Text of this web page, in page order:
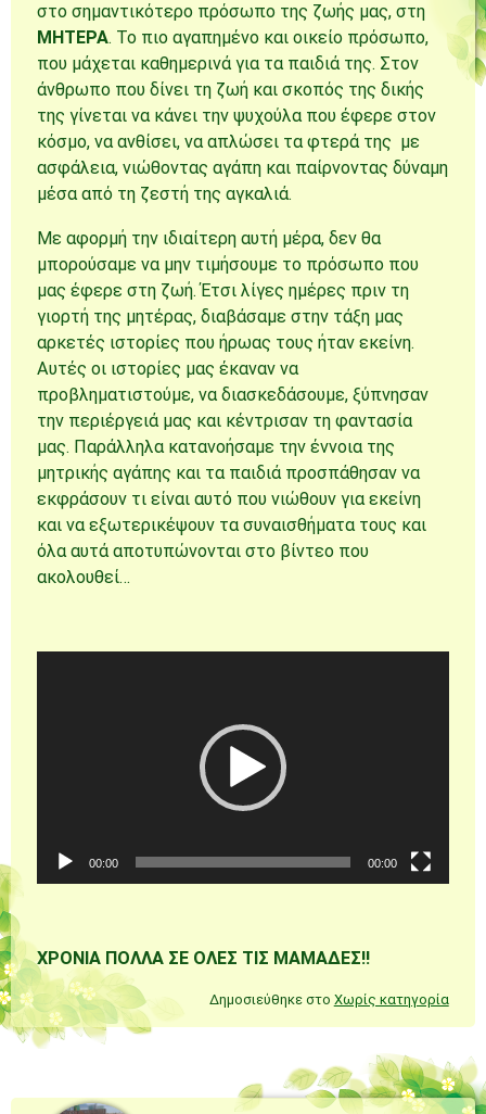
στο σημαντικότερο πρόσωπο της ζωής μας, στη
ΜΗΤΕΡΑ. Το πιο αγαπημένο και οικείο πρόσωπο,
που μάχεται καθημερινά για τα παιδιά της. Στον
άνθρωπο που δίνει τη ζωή και σκοπός της δικής
της γίνεται να κάνει την ψυχούλα που έφερε στον
κόσμο, να ανθίσει, να απλώσει τα φτερά της με
ασφάλεια, νιώθοντας αγάπη και παίρνοντας δύναμη
μέσα από τη ζεστή της αγκαλιά.
Με αφορμή την ιδιαίτερη αυτή μέρα, δεν θα
μπορούσαμε να μην τιμήσουμε το πρόσωπο που
μας έφερε στη ζωή. Έτσι λίγες ημέρες πριν τη
γιορτή της μητέρας, διαβάσαμε στην τάξη μας
αρκετές ιστορίες που ήρωας τους ήταν εκείνη.
Αυτές οι ιστορίες μας έκαναν να
προβληματιστούμε, να διασκεδάσουμε, ξύπνησαν
την περιέργειά μας και κέντρισαν τη φαντασία
μας. Παράλληλα κατανοήσαμε την έννοια της
μητρικής αγάπης και τα παιδιά προσπάθησαν να
εκφράσουν τι είναι αυτό που νιώθουν για εκείνη
και να εξωτερικέψουν τα συναισθήματα τους και
όλα αυτά αποτυπώνονται στο βίντεο που
ακολουθεί…
00:00 00:00
ΧΡΟΝΙΑ ΠΟΛΛΑ ΣΕ ΟΛΕΣ ΤΙΣ ΜΑΜΑΔΕΣ!!
Δημοσιεύθηκε στο Χωρίς κατηγορία